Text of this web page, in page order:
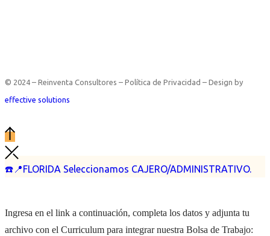
☎️📍FLORIDA Seleccionamos CAJERO/ADMINISTRATIVO.
© 2024 – Reinventa Consultores – Política de Privacidad – Design by
effective solutions
Ingresa en el link a continuación, completa los datos y adjunta tu
archivo con el Curriculum para integrar nuestra Bolsa de Trabajo: